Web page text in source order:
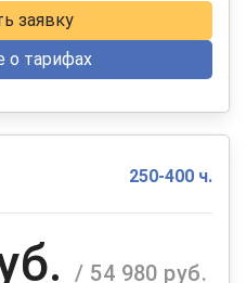
заявку
о тарифах
250-400 ч.
/ 54 980 руб.